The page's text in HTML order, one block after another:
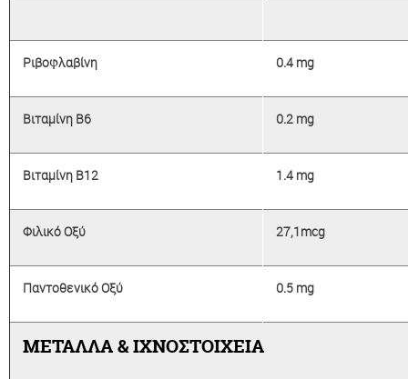
Ριβοφλαβίνη 0.4 mg
Βιταμίνη Β6 0.2 mg
Βιταμίνη Β12 1.4 mg
Φιλικό Οξύ 27,1mcg
Παντοθενικό Οξύ 0.5 mg
ΜΕΤΑΛΛΑ & ΙΧΝΟΣΤΟΙΧΕΙΑ